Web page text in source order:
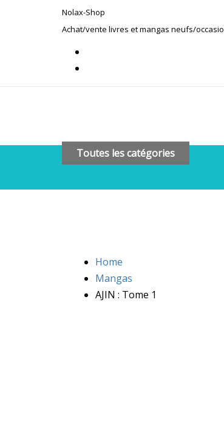
Nolax-Shop
Achat/vente livres et mangas neufs/
Toutes les catégories
Home
Mangas
AJIN : Tome 1